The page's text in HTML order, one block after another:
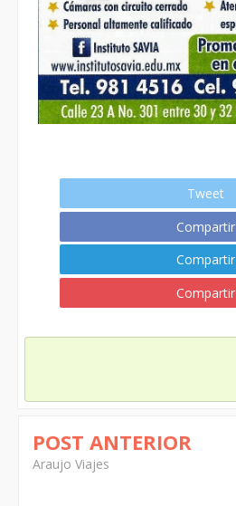
Tweet
Compartir
Compartir
Compartir
POST ANTERIOR
Araujo Viajes